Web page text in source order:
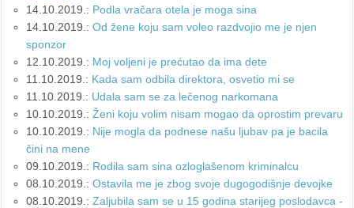
14.10.2019.: Podla vračara otela je moga sina
14.10.2019.:Od žene koju sam voleo razdvojio me je njen
sponzor
12.10.2019.: Moj voljeni je prećutao da ima dete
11.10.2019.: Kada sam odbila direktora, osvetio mi se
11.10.2019.: Udala sam se za lečenog narkomana
10.10.2019.:Ženi koju volim nisam mogao da oprostim prevaru
10.10.2019.: Nije mogla da podnese našu ljubav pa je bacila
čini na mene
09.10.2019.: Rodila sam sina ozloglašenom kriminalcu
08.10.2019.:Ostavila me je zbog svoje dugogodišnje devojke
08.10.2019.:Zaljubila sam se u 15 godina starijeg poslodavca -